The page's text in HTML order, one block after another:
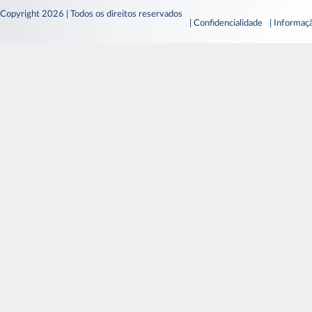
Copyright 2026 | Todos os direitos reservados
| Confidencialidade
|